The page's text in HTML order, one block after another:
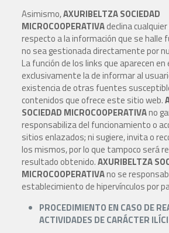
Asimismo,AXURIBELTZA SOCIEDAD
MICROCOOPERATIVAdeclina
respecto a la información que se halle
no sea gestionada directamente por
La función de los links que aparecen
exclusivamente la de informar al
existencia de otras fuentes
contenidos que ofrece este sitio web.
SOCIEDAD MICROCOOPERATIVAno
responsabiliza del funcionamiento o
sitios enlazados; ni sugiere, invita o
los mismos, por lo que tampoco será
resultado obtenido.AXURIBELTZA
MICROCOOPERATIVAno se
establecimiento de hipervínculos por
PROCEDIMIENTO EN CASO DE
ACTIVIDADES DE CARÁCTER